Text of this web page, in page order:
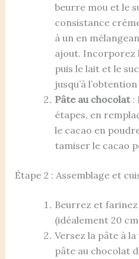
beurre mou et le
consistance
à un en
ajout. Incorporez
puis le lait et le
jusqu’à
Pâte au chocolat:
étapes, en
le cacao en
tamiser le cacao
Étape 2 : Assemblage et
Beurrez et
(idéalement 20
Versez la pâte à la
pâte au chocolat